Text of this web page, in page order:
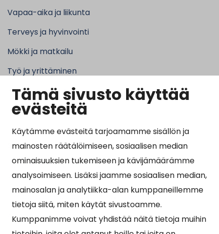
Tämä sivusto käyttää
evästeitä
Käytämme evästeitä tarjoamamme sisällön ja
mainosten räätälöimiseen, sosiaalisen median
ominaisuuksien tukemiseen ja kävijämäärämme
analysoimiseen. Lisäksi jaamme sosiaalisen median,
mainosalan ja analytiikka-alan kumppaneillemme
tietoja siitä, miten käytät sivustoamme.
Kumppanimme voivat yhdistää näitä tietoja muihin
Vapaa-aika ja liikunta
Terveys ja hyvinvointi
Mökki ja matkailu
Työ ja yrittäminen
Kunta ja hallinto
Suosituimmat sivut
Esityslistat, pöytäkirjat, viranhaltijapäätökset ja
kuulutukset
Tietoa ja ohjeistusta koronavirukseen liittyen
Asiointipiste